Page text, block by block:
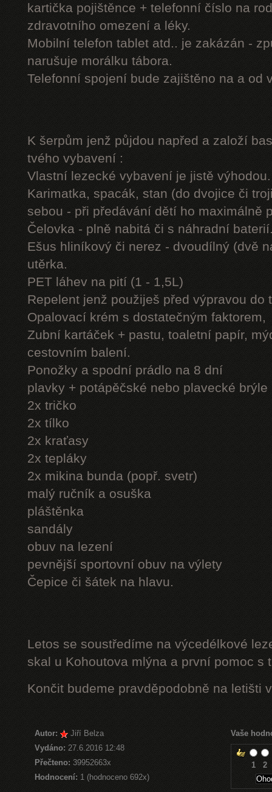
kartička pojištěnce + telefonní číslo na
zdravotního omezení a léky.
Mobilní telefon tablet atd.. je zakázán -
narušuje morálku tábora.
Telefonní spojení bude zajištěno na a od
K šerpům jenž půjdou napřed a založí
tvého vybavení :
Vlastní lezecké vybavení je jistě výhodou.
Karimatka, spacák, stan (do dvojice či
sebou - při předávání dětí ho maximálně
Čelovka - plně nabitá či s náhradní
Ešus hliníkový či nerez - dvoudílný (dvě
utěrka.
PET láhev na pití (1 - 1,5L)
Repelent jenž použiješ před výpravou do
Opalovací krém s dostatečným faktorem,
Zubní kartáček + pastu, toaletní papír,
cestovním balení.
Ponožky a spodní prádlo na 8 dní
plavky + potápěčské nebo plavecké brýle
2x tričko
2x tílko
2x kraťasy
2x tepláky
2x mikina bunda (popř. svetr)
malý ručník a osuška
pláštěnka
sandály
obuv na lezení
pevnější sportovní obuv na výlety
Čepice či šátek na hlavu.
Letos se soustředíme na výcedélkové
skal u Kohoutova mlýna a první pomoc s
Končit budeme pravděpodobně na letišti
Autor:
Jiří Belza
Vydáno: 27.6.2016 12:48
Přečteno:39952663x
Hodnocení: 1 (hodnoceno 692x)
Vaše
1 2